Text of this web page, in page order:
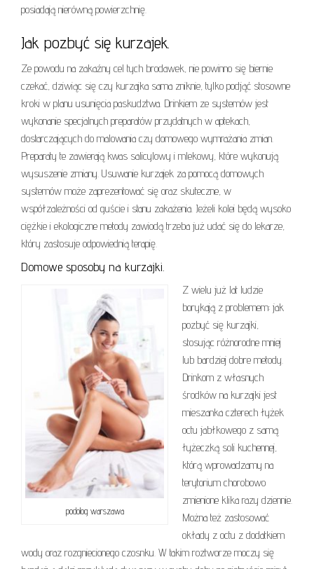
posiadają nierówną powierzchnię.
Jak pozbyć się kurzajek.
Ze powodu na zakaźny cel tych brodawek, nie powinno się biernie
czekać, dziwiąc się czy kurzajka sama zniknie, tylko podjąć stosowne
kroki w planu usunięcia paskudztwa. Drinkiem ze systemów jest
wykonanie specjalnych preparatów przydatnych w aptekach,
dostarczających do malowania czy domowego wymrażania zmian.
Preparaty te zawierają kwas salicylowy i mlekowy, które wykonują
wysuszenie zmiany. Usuwanie kurzajek za pomocą domowych
systemów może zaprezentować się oraz skuteczne, w
współzależności od guście i stanu zakażenia. Jeżeli kolei będą wysoko
ciężkie i ekologiczne metody zawiodą trzeba już udać się do lekarze,
który zastosuje odpowiednią terapię.
Domowe sposoby na kurzajki.
podolog warszawa
Z wielu już lat ludzie
borykają z problemem: jak
pozbyć się kurzajki,
stosując różnorodne mniej
lub bardziej dobre metody.
Drinkom z własnych
środków na kurzajki jest
mieszanka czterech łyżek
octu jabłkowego z samą
łyżeczką soli kuchennej,
którą wprowadzamy na
terytorium chorobowo
zmienione klika razy dziennie.
Można też zastosować
okłady z octu z dodatkiem
wody oraz rozgniecionego czosnku. W takim roztworze moczy się